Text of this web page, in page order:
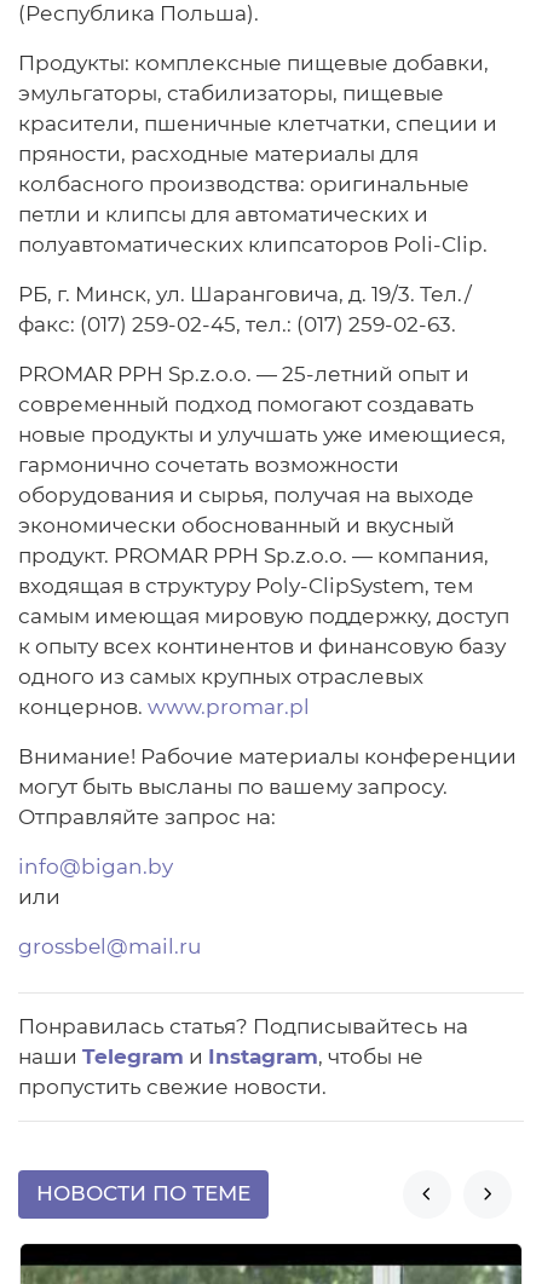
(Республика Польша).
Продукты: комплексные пищевые добавки,
эмульгаторы, стабилизаторы, пищевые
красители, пшеничные клетчатки, специи и
пряности, расходные материалы для
колбасного производства: оригинальные
петли и клипсы для автоматических и
полуавтоматических клипсаторов Poli-Clip.
РБ, г. Минск, ул. Шаранговича, д. 19/3. Тел./
факс: (017) 259-02-45, тел.: (017) 259-02-63.
PROMAR PPH Sp.z.o.o. — 25-летний опыт и
современный подход помогают создавать
новые продукты и улучшать уже имеющиеся,
гармонично сочетать возможности
оборудования и сырья, получая на выходе
экономически обоснованный и вкусный
продукт. PROMAR PPH Sp.z.o.o. — компания,
входящая в структуру Poly-ClipSystem, тем
самым имеющая мировую поддержку, доступ
к опыту всех континентов и финансовую базу
одного из самых крупных отраслевых
концернов. www.promar.pl
Внимание! Рабочие материалы конференции
могут быть высланы по вашему запросу.
Отправляйте запрос на:
info@bigan.by
или
grossbel@mail.ru
Понравилась статья? Подписывайтесь на
наши Telegram и Instagram, чтобы не
пропустить свежие новости.
НОВОСТИ ПО ТЕМЕ  